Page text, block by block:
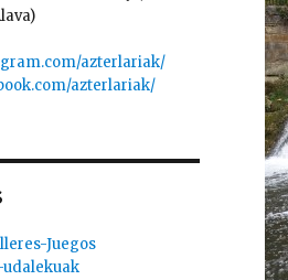
azterlariak/
azterlariak/
Juegos